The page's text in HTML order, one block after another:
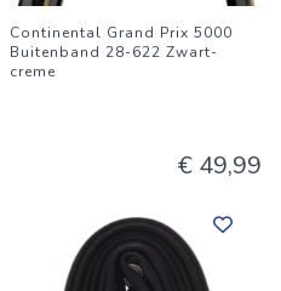
Continental Grand Prix 5000
Buitenband 28-622 Zwart-
creme
€ 49,99